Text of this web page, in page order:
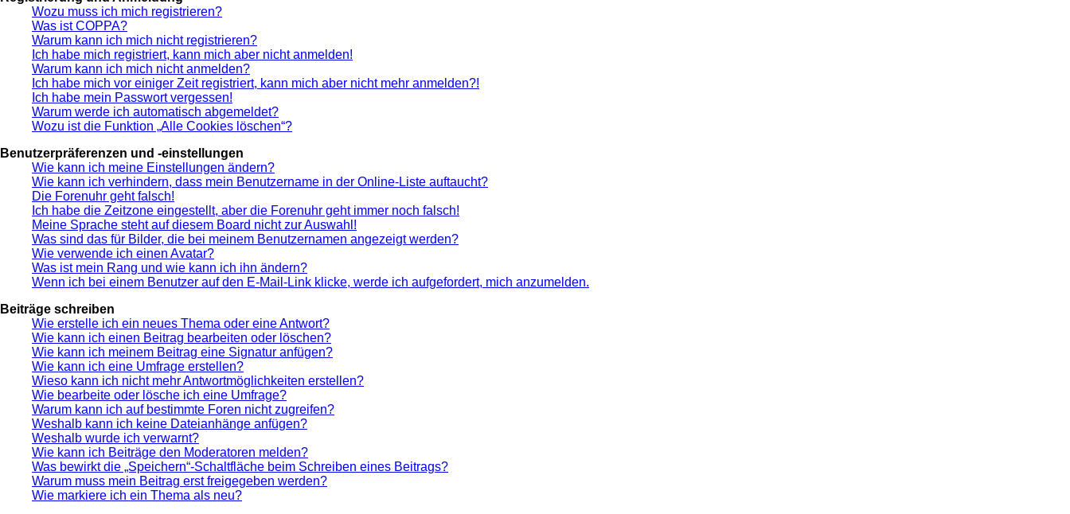
Wozu muss ich mich registrieren?
Was ist COPPA?
Warum kann ich mich nicht registrieren?
Ich habe mich registriert, kann mich aber nicht anmelden!
Warum kann ich mich nicht anmelden?
Ich habe mich vor einiger Zeit registriert, kann mich aber nicht mehr anmelden?!
Ich habe mein Passwort vergessen!
Warum werde ich automatisch abgemeldet?
Wozu ist die Funktion „Alle Cookies löschen“?
Benutzerpräferenzen und -einstellungen
Wie kann ich meine Einstellungen ändern?
Wie kann ich verhindern, dass mein Benutzername in der Online-Liste auftaucht?
Die Forenuhr geht falsch!
Ich habe die Zeitzone eingestellt, aber die Forenuhr geht immer noch falsch!
Meine Sprache steht auf diesem Board nicht zur Auswahl!
Was sind das für Bilder, die bei meinem Benutzernamen angezeigt werden?
Wie verwende ich einen Avatar?
Was ist mein Rang und wie kann ich ihn ändern?
Wenn ich bei einem Benutzer auf den E-Mail-Link klicke, werde ich aufgefordert, mich anzumelden.
Beiträge schreiben
Wie erstelle ich ein neues Thema oder eine Antwort?
Wie kann ich einen Beitrag bearbeiten oder löschen?
Wie kann ich meinem Beitrag eine Signatur anfügen?
Wie kann ich eine Umfrage erstellen?
Wieso kann ich nicht mehr Antwortmöglichkeiten erstellen?
Wie bearbeite oder lösche ich eine Umfrage?
Warum kann ich auf bestimmte Foren nicht zugreifen?
Weshalb kann ich keine Dateianhänge anfügen?
Weshalb wurde ich verwarnt?
Wie kann ich Beiträge den Moderatoren melden?
Was bewirkt die „Speichern“-Schaltfläche beim Schreiben eines Beitrags?
Warum muss mein Beitrag erst freigegeben werden?
Wie markiere ich ein Thema als neu?